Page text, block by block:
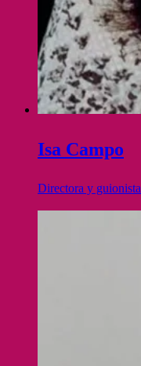
Isa Campo
Directora y guionista